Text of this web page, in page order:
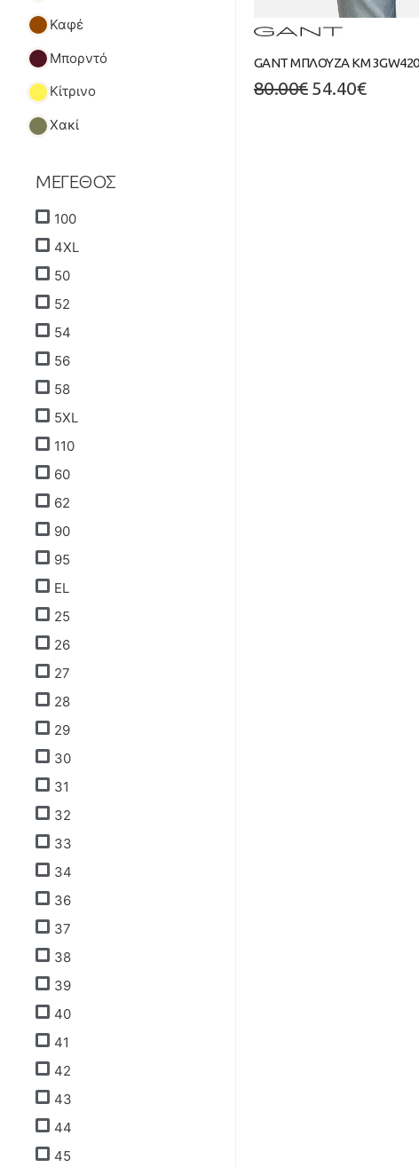
Καφέ
Μπορντό
Κίτρινο
Χακί
ΜΕΓΕΘΟΣ
100
4XL
50
52
54
56
58
5XL
110
60
62
90
95
EL
25
26
27
28
29
30
31
32
33
34
36
37
38
39
40
41
42
43
44
45
GANT ΜΠΛΟΥΖΑ ΚΜ
80.00€ 54.40€